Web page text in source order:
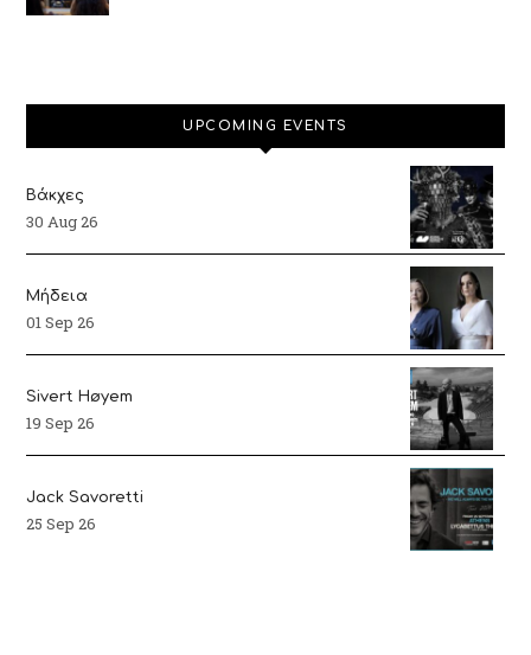
UPCOMING EVENTS
Βάκχες
30 Aug 26
Μήδεια
01 Sep 26
Sivert Høyem
19 Sep 26
Jack Savoretti
25 Sep 26